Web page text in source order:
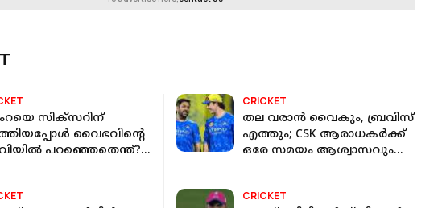
സിക്സറിന്
വൈഭവിന്റെ
പറഞ്ഞെതെന്ത്?;
CRICKET
തല വരാൻ വൈകും, ബ്രവിസ്
എത്തും; CSK ആരാധകർക്ക്
ഒരേ സമയം ആശ്വാസവും
CRICKET